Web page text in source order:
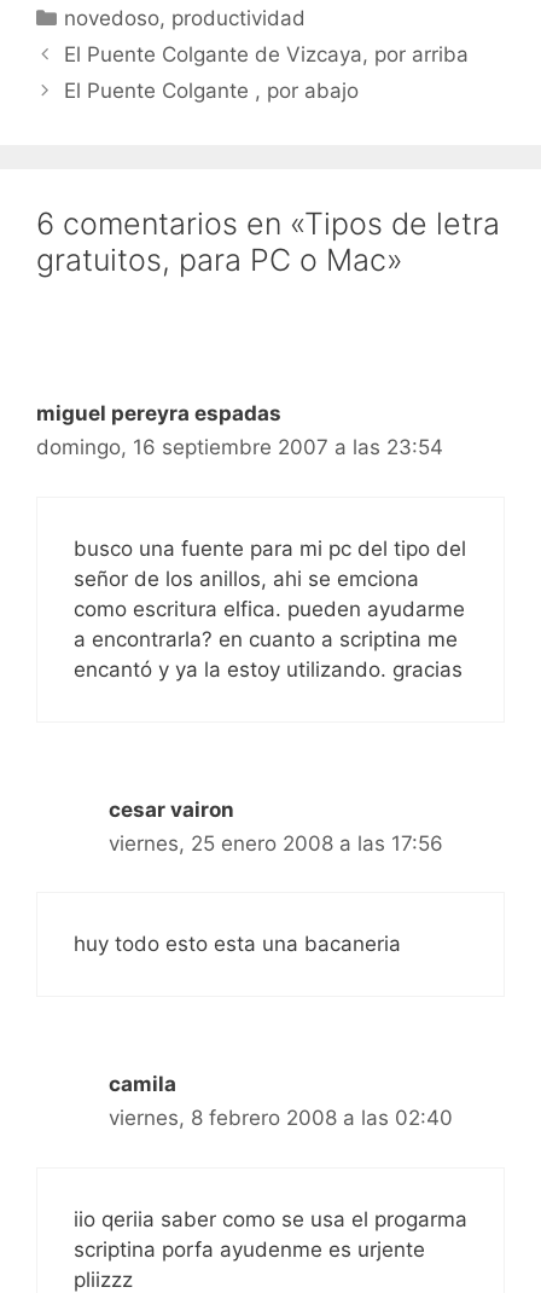
Categorías
novedoso, productividad
El Puente Colgante de Vizcaya, por arriba
El Puente Colgante , por abajo
6 comentarios en «Tipos de letra
gratuitos, para PC o Mac»
miguel pereyra espadas
domingo, 16 septiembre 2007 a las 23:54
busco una fuente para mi pc del tipo del
señor de los anillos, ahi se emciona
como escritura elfica. pueden ayudarme
a encontrarla? en cuanto a scriptina me
encantó y ya la estoy utilizando. gracias
cesar vairon
viernes, 25 enero 2008 a las 17:56
huy todo esto esta una bacaneria
camila
viernes, 8 febrero 2008 a las 02:40
iio qeriia saber como se usa el progarma
scriptina porfa ayudenme es urjente
pliizzz